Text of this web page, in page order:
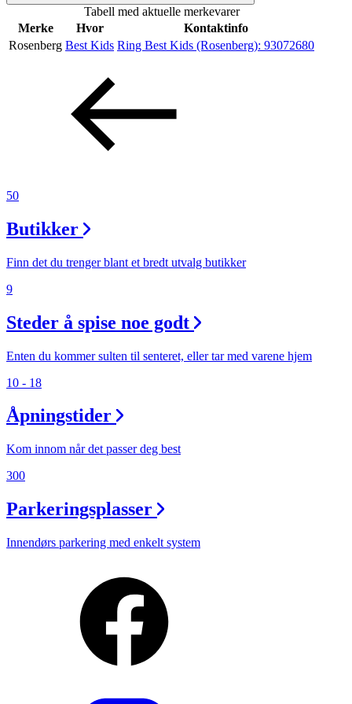
Merker
Inspirasjon
Praktisk informasjon
Kundeklubb
Tabell med aktuelle merkevarer
Merke
Hvor
Kontaktinfo
Rosenberg Best Kids Ring Best Kids (Rosenberg): 93072680
50
Butikker
Finn det du trenger blant et bredt utvalg butikker
9
Steder å spise noe godt
Enten du kommer sulten til senteret, eller tar med varene hjem
10 - 18
Åpningstider
Kom innom når det passer deg best
300
Parkeringsplasser
Innendørs parkering med enkelt system